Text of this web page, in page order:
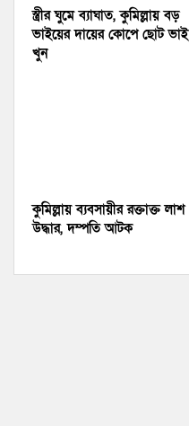
স্ত্রীর ঘুমে ব্যাঘাত, কুমিল্লায় বড়
ভাইয়ের দায়ের কোপে ছোট ভাই
খুন
কুমিল্লায় ব্যবসায়ীর রক্তাক্ত লাশ
উদ্ধার, দম্পতি আটক